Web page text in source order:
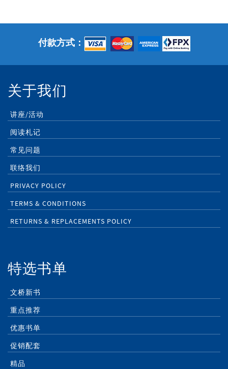
付款方式：
关于我们
讲座/活动
阅读札记
常见问题
联络我们
PRIVACY POLICY
TERMS & CONDITIONS
RETURNS & REPLACEMENTS POLICY
特选书单
文桥新书
重点推荐
优惠书单
促销配套
精品